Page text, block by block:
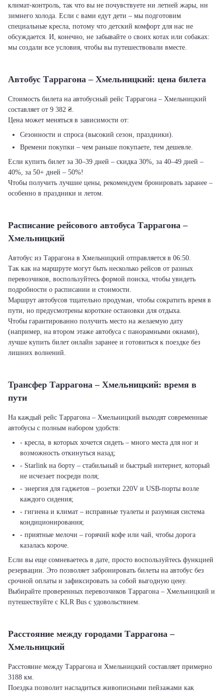
климат-контроль, так что вы не почувствуете ни летней жары, ни
зимнего холода. Если с вами едут дети – мы подготовим
специальные кресла, потому что детский комфорт для нас не
обсуждается. И, конечно, не забывайте о своих котах или собаках:
мы создали все условия, чтобы вы путешествовали вместе.
Автобус Таррагона – Хмельницкий: цена билета
Стоимость билета на автобусный рейс Таррагона – Хмельницкий
составляет от 9 382 ₴.
Цена может меняться в зависимости от:
Сезонности и спроса (высокий сезон, праздники).
Времени покупки – чем раньше покупаете, тем дешевле.
Если купить билет за 30–39 дней – скидка 30%, за 40–49 дней –
40%, за 50+ дней – 50%!
Чтобы получить лучшие цены, рекомендуем бронировать заранее –
особенно в праздники и летом.
Расписание рейсового автобуса Таррагона –
Хмельницкий
Автобус из Таррагона в Хмельницкий отправляется в 06:50.
Так как на маршруте могут быть несколько рейсов от разных
перевозчиков, воспользуйтесь формой поиска, чтобы увидеть
подробности о расписании и стоимости.
Маршрут автобусов тщательно продуман, чтобы сократить время в
пути, но предусмотрены короткие остановки для отдыха.
Чтобы гарантированно получить место на желаемую дату
(например, на втором этаже автобуса с панорамными окнами),
лучше купить билет онлайн заранее и готовиться к поездке без
лишних волнений.
Трансфер Таррагона – Хмельницкий: время в
пути
На каждый рейс Таррагона – Хмельницкий выходят современные
автобусы с полным набором удобств:
- кресла, в которых хочется сидеть – много места для ног и
возможность откинуться назад;
- Starlink на борту – стабильный и быстрый интернет, который
не исчезает посреди поля;
- энергия для гаджетов – розетки 220V и USB-порты возле
каждого сидения;
- гигиена и климат – исправные туалеты и разумная система
кондиционирования;
- приятные мелочи – горячий кофе или чай, чтобы дорога
казалась короче.
Если вы еще сомневаетесь в дате, просто воспользуйтесь функцией
резервации. Это позволяет забронировать билеты на автобус без
срочной оплаты и зафиксировать за собой выгодную цену.
Выбирайте проверенных перевозчиков Таррагона – Хмельницкий и
путешествуйте с KLR Bus с удовольствием.
Расстояние между городами Таррагона –
Хмельницкий
Расстояние между Таррагона и Хмельницкий составляет примерно
3188 км.
Поездка позволит насладиться живописными пейзажами как